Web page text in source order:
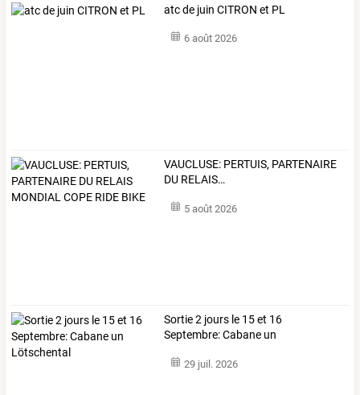
atc de juin CITRON et PL
6 août 2026
VAUCLUSE: PERTUIS, PARTENAIRE
DU RELAIS…
5 août 2026
Sortie 2 jours le 15 et 16
Septembre: Cabane un
29 juil. 2026